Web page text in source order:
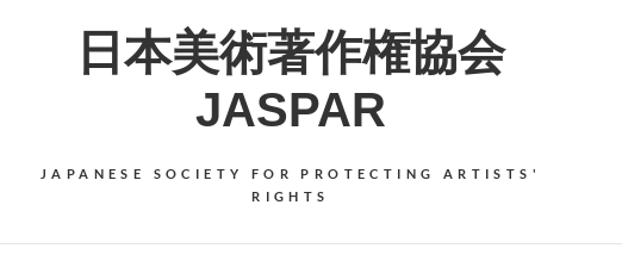
日本美術著作権協会
JASPAR
JAPANESE SOCIETY FOR PROTECTING ARTISTS'
RIGHTS